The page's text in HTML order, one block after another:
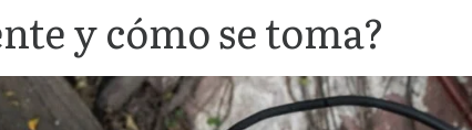
y cómo se toma?